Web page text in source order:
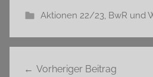
Aktionen 22/23, BwR und
Vorheriger Beitrag